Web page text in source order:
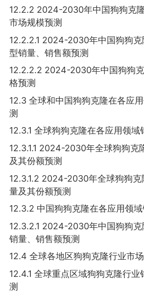
12.2.2 2024-2030年中国狗狗克
市场规模预测
12.2.2.1 2024-2030年中国狗狗
型销量、销售额预测
12.2.2.2 2024-2030年中国狗狗
格预测
12.3 全球和中国狗狗克隆在各应
测
12.3.1 全球狗狗克隆在各应用领域
12.3.1.1 2024-2030年全球狗狗克
及其份额预测
12.3.1.2 2024-2030年全球狗狗克
量及其份额预测
12.3.2 中国狗狗克隆在各应用领
12.3.2.1 2024-2030年中国狗狗
销量、销售额预测
12.4 全球各地区狗狗克隆行业市
12.4.1 全球重点区域狗狗克隆行业
测